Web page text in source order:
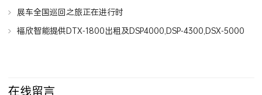
展车全国巡回之旅正在进行时
福欣智能提供DTX-1800出租及DSP4000,DSP-4300,DSX-5000
在线留言